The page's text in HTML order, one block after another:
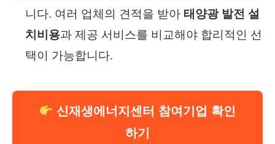
니다. 여러 업체의 견적을 받아 태양광 발전 설
치비용과 제공 서비스를 비교해야 합리적인 선
택이 가능합니다.
신재생에너지센터 참여기업 확인
하기